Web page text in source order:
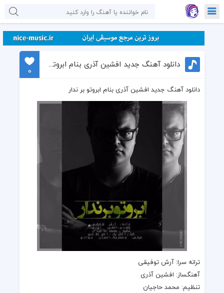
دانلود آهنگ جدید افشین آذری بنام ابروتو بر ندار
0
دانلود آهنگ جدید افشین آذری بنام ابروتو بر ندار
ترانه سرا: آرش توفیقی
آهنگساز: افشین آذری
تنظیم: محمد حاجیان